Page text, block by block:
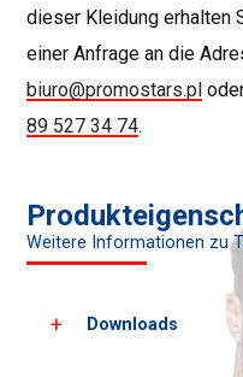
dieser Kleidung erhalten
einer Anfrage an die
biuro@promostars.pl
89 527 34 74.
Weitere Informationen zu
Downloads